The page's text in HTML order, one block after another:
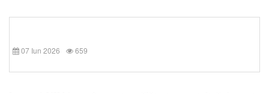
07 Iun 2026 659